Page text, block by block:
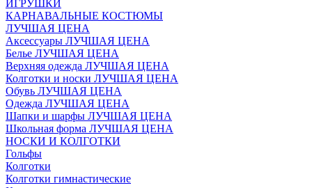
ИГРУШКИ
КАРНАВАЛЬНЫЕ КОСТЮМЫ
ЛУЧШАЯ ЦЕНА
Аксессуары ЛУЧШАЯ ЦЕНА
Белье ЛУЧШАЯ ЦЕНА
Верхняя одежда ЛУЧШАЯ ЦЕНА
Колготки и носки ЛУЧШАЯ ЦЕНА
Обувь ЛУЧШАЯ ЦЕНА
Одежда ЛУЧШАЯ ЦЕНА
Шапки и шарфы ЛУЧШАЯ ЦЕНА
Школьная форма ЛУЧШАЯ ЦЕНА
НОСКИ И КОЛГОТКИ
Гольфы
Колготки
Колготки гимнастические